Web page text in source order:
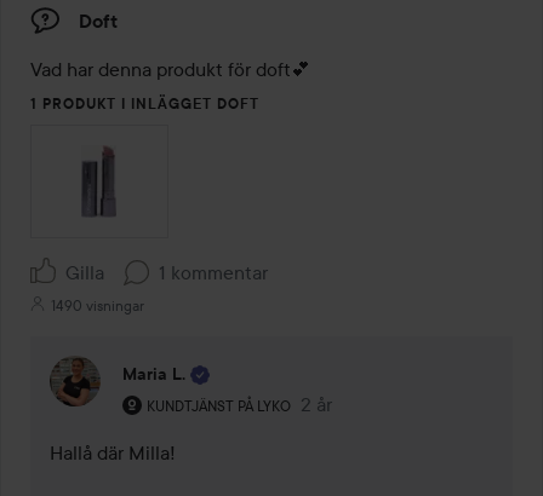
Doft
Vad har denna produkt för doft💕
1 PRODUKT I INLÄGGET DOFT
Gilla 1 kommentar
1490 visningar
Maria L.
KUNDTJÄNST PÅ LYKO
Användarens roll: Kundtjänst på Lyko.
2 år
Kommentaren lades 2 år
Hallå där Milla!